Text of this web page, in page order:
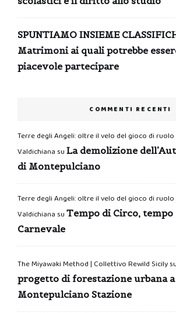
SPUNTIAMO INSIEME
Matrimoni ai quali potrebbe
piacevole partecipare
COMMENTI RECENTI
Terre degli Angeli: oltre il velo del gioco di ruolo
Valdichiana su La demolizione
di Montepulciano
Terre degli Angeli: oltre il velo del gioco di ruolo
Valdichiana su Tempo di Circo, tempo
Carnevale
The Miyawaki Method | Collettivo Rewild Sicilysu
progetto di forestazione urbana a
Montepulciano Stazione